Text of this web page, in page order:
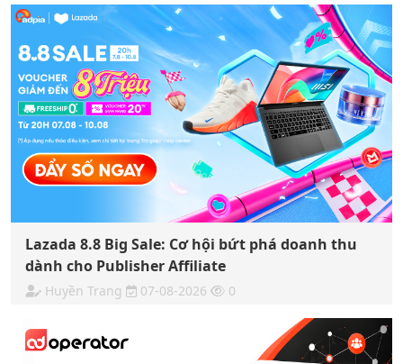
Lazada 8.8 Big Sale: Cơ hội bứt phá doanh thu
dành cho Publisher Affiliate
Huyền Trang 07-08-2026 0